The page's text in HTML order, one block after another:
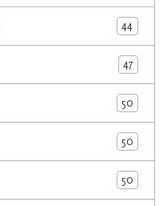
44
47
50
50
50